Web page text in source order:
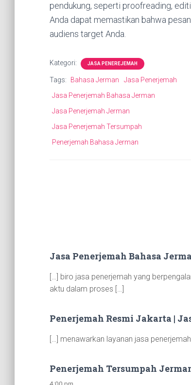
pendukung, seperti proofreading,
Anda dapat memastikan bahwa
audiens target Anda.
Kategori: JASA PENEREJEMAH
Tags: Bahasa Jerman
Jasa Penerjemah
Jasa Penerjemah Bahasa Jerman
Jasa Penerjemah Jerman
Jasa Penerjemah Tersumpah
Penerjemah Bahasa Jerman
Jasa Penerjemah Bahasa
[…] biro jasa penerjemah yang
aktu dalam proses […]
Penerjemah Resmi Jakarta |
[…] menawarkan layanan jasa
Penerjemah Tersumpah